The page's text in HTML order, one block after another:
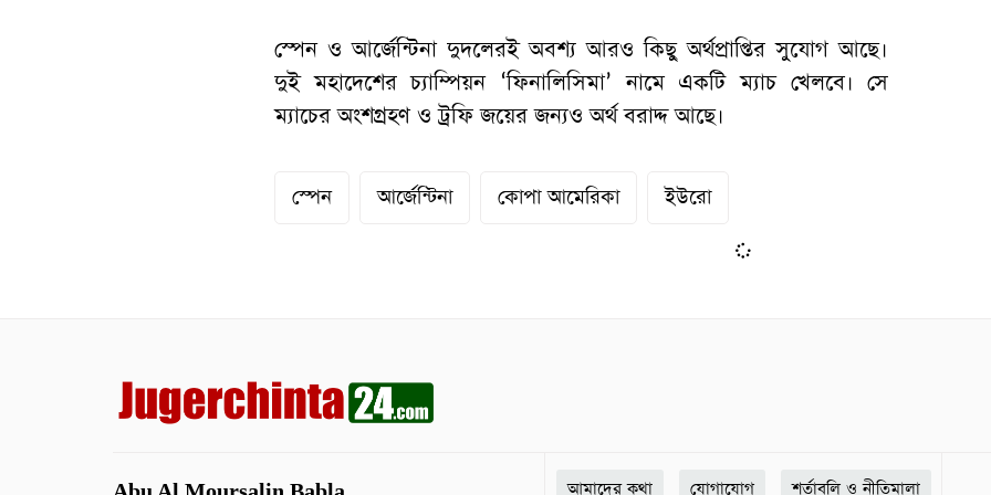
স্পেন ও আর্জেন্টিনা দুদলেরই অবশ্য আরও কিছু অর্থপ্রাপ্তির সুযোগ আছে।
দুই মহাদেশের চ্যাম্পিয়ন ‘ফিনালিসিমা’ নামে একটি ম্যাচ খেলবে। সে
ম্যাচের অংশগ্রহণ ও ট্রফি জয়ের জন্যও অর্থ বরাদ্দ আছে।
স্পেন আর্জেন্টিনা কোপা আমেরিকা ইউরো
আমাদের কথা যোগাযোগ শর্তাবলি ও নীতিমালা